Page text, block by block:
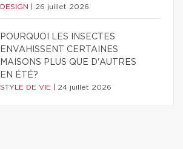
DESIGN 26 juillet 2026
POURQUOI LES INSECTES
ENVAHISSENT CERTAINES
MAISONS PLUS QUE D'AUTRES
EN ÉTÉ?
STYLE DE VIE 24 juillet 2026